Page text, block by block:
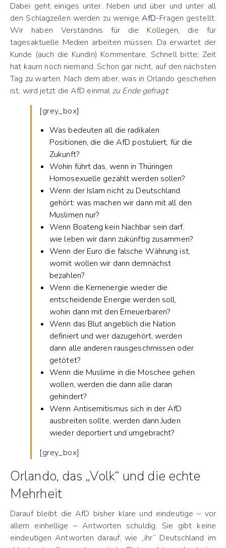
Dabei geht einiges unter. Neben und über und unter all
den Schlagzeilen werden zu wenige AfD-Fragen gestellt.
Wir haben Verständnis für die Kollegen, die für
tagesaktuelle Medien arbeiten müssen. Da erwartet der
Kunde (auch die Kundin) Kommentare. Schnell bitte; Zeit
hat kaum noch niemand. Schon gar nicht, auf den nächsten
Tag zu warten. Nach dem aber, was in Orlando geschehen
ist, wird jetzt die AfD einmal zu Ende gefragt:
[grey_box]
Was bedeuten all die radikalen
Positionen, die die AfD postuliert, für die
Zukunft?
Wohin führt das, wenn in Thüringen
Homosexuelle gezählt werden sollen?
Wenn der Islam nicht zu Deutschland
gehört: was machen wir dann mit all den
Muslimen nur?
Wenn Boateng kein Nachbar sein darf,
wie leben wir dann zukünftig zusammen?
Wenn der Euro die falsche Währung ist,
womit wollen wir dann demnächst
bezahlen?
Wenn die Kernenergie wieder die
entscheidende Energie werden soll,
wohin dann mit den Erneuerbaren?
Wenn das Blut angeblich die Nation
definiert und wer dazugehört, werden
dann alle anderen rausgeschmissen oder
getötet?
Wenn die Muslime in die Moschee gehen
wollen, werden die dann alle daran
gehindert?
Wenn Antisemitismus sich in der AfD
ausbreiten sollte, werden dann Juden
wieder deportiert und umgebracht?
[grey_box]
Orlando, das „Volk“ und die echte
Mehrheit
Darauf bleibt die AfD bisher klare und eindeutige – vor
allem einhellige – Antworten schuldig. Sie gibt keine
eindeutigen Antworten darauf, wie „ihr“ Deutschland im